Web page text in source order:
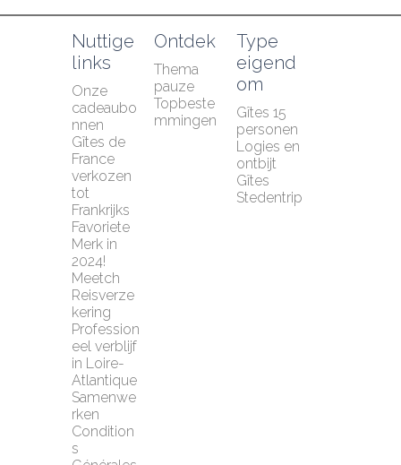
Nuttige
links
Onze
cadeaubo
nnen
Gîtes de
France
verkozen
tot
Frankrijks
Favoriete
Merk in
2024!
Meetch
Reisverze
kering
Profession
eel verblijf
in Loire-
Atlantique
Samenwe
rken
Condition
s
Ontdek
Thema
pauze
Topbeste
mmingen
Type
eigend
om
Gîtes 15
personen
Logies en
ontbijt
Gîtes
Stedentrip